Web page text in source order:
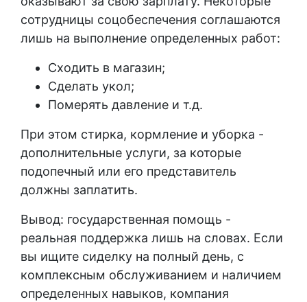
сотрудницы соцобеспечения соглашаются
лишь на выполнение определенных работ:
Сходить в магазин;
Сделать укол;
Померять давление и т.д.
При этом стирка, кормление и уборка -
дополнительные услуги, за которые
подопечный или его представитель
должны заплатить.
Вывод: государственная помощь -
реальная поддержка лишь на словах. Если
вы ищите сиделку на полный день, с
комплексным обслуживанием и наличием
определенных навыков, компания